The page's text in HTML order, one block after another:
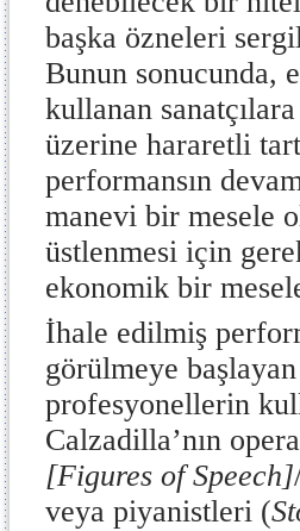
başka özneleri
Bunun sonucunda,
kullanan
üzerine hararetli
performansın
manevi bir mesele
üstlenmesi için
ekonomik bir
İhale edilmiş
görülmeye
profesyonellerin
Calzadilla’nın opera
[Figures of Speech]
veya piyanistleri (